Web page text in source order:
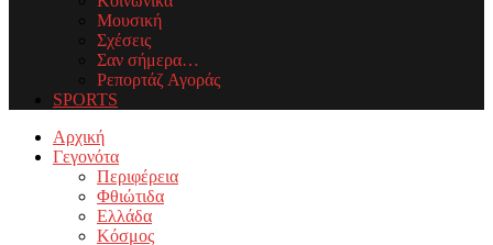
Μουσική
Σχέσεις
Σαν σήμερα…
Ρεπορτάζ Αγοράς
SPORTS
Facebook
Twitter
Instagram
Youtube
Email
Αρχική
Γεγονότα
Περιφέρεια
Φθιώτιδα
Ελλάδα
Κόσμος